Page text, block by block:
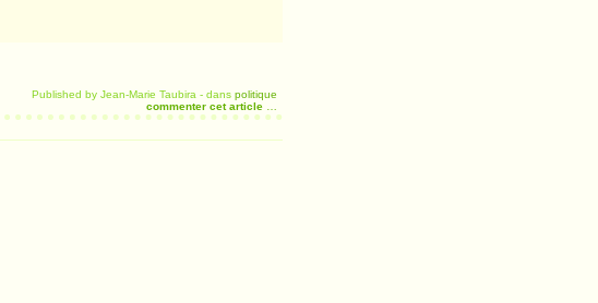
Published by Jean-Marie Taubira - danspolitique
commenter cet article